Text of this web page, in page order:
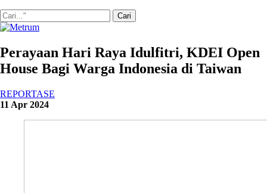
Perayaan Hari Raya Idulfitri, KDEI Open
House Bagi Warga Indonesia di Taiwan
REPORTASE
11 Apr 2024